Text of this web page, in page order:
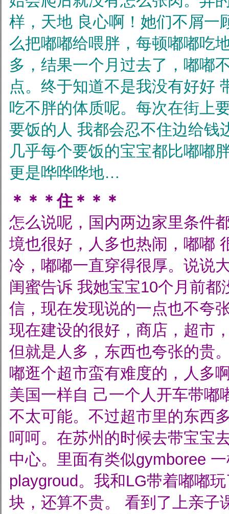
样，天地 良心啊！她们不屑一
么把嘟嘟给喂胖，每顿嘟嘟吃
多，结果一个月过去了，嘟嘟
点。终于知道不是我没有好好
吃不胖的体质呢。每次在街上
要饭的人 我都会忍不住边给钱
几乎每个要饭的宝宝都比嘟
更是哗哗哗地…
＊＊＊住＊＊＊
怎么说呢，国内两边家里条件
境也很好，人多也热闹，嘟嘟
冷，嘟嘟一直穿得很厚。说说
闺蜜告诉 我她宝宝10个月前都
信，现在发现说的一点也不夸
现在建设的很好，商店，超市
但就是人多，东西也夸张的贵
嘟逛个超市蛮有难度的，人多
美国一样自 己一个人开车带嘟
不太可能。不过超市里的东西
呵呵。在苏州的时候去带宝宝
中心。里面有类似gymboree
playgroud。我和LG带着嘟嘟
块，还算不贵。 看到了上亲子